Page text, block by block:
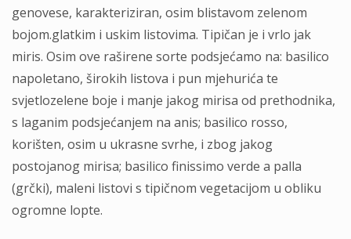
genovese, karakteriziran, osim blistavom zelenom
bojom.glatkim i uskim listovima. Tipičan je i vrlo jak
miris. Osim ove raširene sorte podsjećamo na: basilico
napoletano, širokih listova i pun mjehurića te
svjetlozelene boje i manje jakog mirisa od prethodnika,
s laganim podsjećanjem na anis; basilico rosso,
korišten, osim u ukrasne svrhe, i zbog jakog
postojanog mirisa; basilico finissimo verde a palla
(grčki), maleni listovi s tipičnom vegetacijom u obliku
ogromne lopte.